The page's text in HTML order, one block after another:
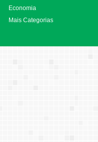
Economia
Mais Categorias